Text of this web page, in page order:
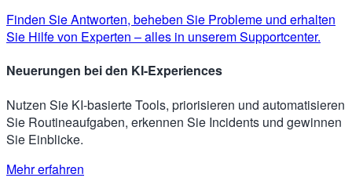
Finden Sie Antworten, beheben Sie Probleme und erhalten
Sie Hilfe von Experten – alles in unserem Supportcenter.
Neuerungen bei den KI-Experiences
Nutzen Sie KI-basierte Tools, priorisieren und automatisieren
Sie Routineaufgaben, erkennen Sie Incidents und gewinnen
Sie Einblicke.
Mehr erfahren